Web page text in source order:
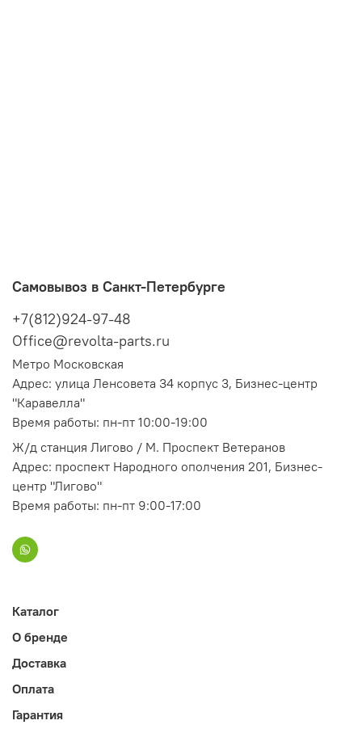
Самовывоз в Санкт-Петербурге
+7(812)924-97-48
Office@revolta-parts.ru
Метро Московская
Адрес: улица Ленсовета 34 корпус 3, Бизнес-центр
"Каравелла"
Время работы: пн-пт 10:00-19:00
Ж/д станция Лигово / М. Проспект Ветеранов
Адрес: проспект Народного ополчения 201, Бизнес-
центр "Лигово"
Время работы: пн-пт 9:00-17:00
Каталог
О бренде
Доставка
Оплата
Гарантия